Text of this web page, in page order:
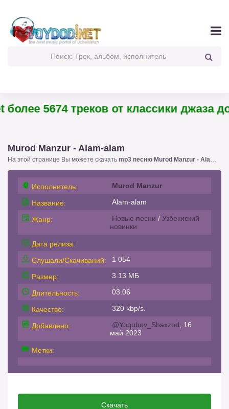
5674 треков от классики джаза до
Murod Manzur - Alam-alam
На этой странице Вы можете скачать mp3 песню Murod Manzur - Alam-alam
Исполнитель: Murod Manzur
Название: Alam-alam
Жанр: Новые песни / Узбекиский
новинки
Дата релиза:
Слушали/Скачиваний:
1 054
Размер: 3.13 МБ
Длительность: 03:06
Качество: 320 kbp/s.
Добавлено: @Yoqubov_Shaxzod , 16
май 2023
Метки:
Скачать